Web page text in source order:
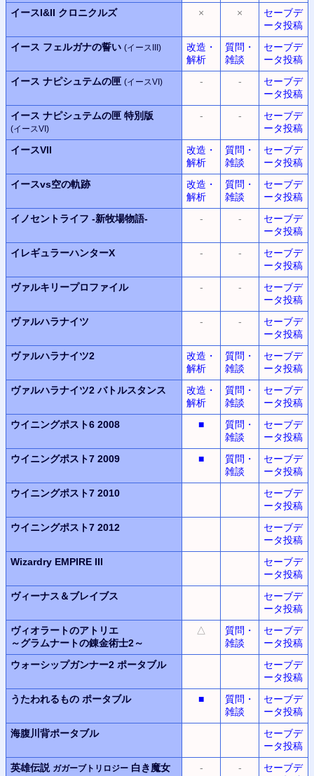
イースI&II クロニクルズ
× ×
セーブデ
ータ投稿
イース フェルガナの誓い (イースIII)
改造・
解析
質問・
雑談
セーブデ
ータ投稿
イース ナピシュテムの匣 (イースVI) - -
セーブデ
ータ投稿
イース ナピシュテムの匣 特別版
(イースVI)
- -
セーブデ
ータ投稿
イースVII
改造・
解析
質問・
雑談
セーブデ
ータ投稿
イースvs空の軌跡
改造・
解析
質問・
雑談
セーブデ
ータ投稿
イノセントライフ -新牧場物語- - -
セーブデ
ータ投稿
イレギュラーハンターX
- -
セーブデ
ータ投稿
ヴァルキリープロファイル
- -
セーブデ
ータ投稿
ヴァルハラナイツ
- -
セーブデ
ータ投稿
ヴァルハラナイツ2
改造・
解析
質問・
雑談
セーブデ
ータ投稿
ヴァルハラナイツ2 バトルスタンス
改造・
解析
質問・
雑談
セーブデ
ータ投稿
ウイニングポスト6 2008
■
質問・
雑談
セーブデ
ータ投稿
ウイニングポスト7 2009
■
質問・
雑談
セーブデ
ータ投稿
ウイニングポスト7 2010
セーブデ
ータ投稿
ウイニングポスト7 2012
セーブデ
ータ投稿
Wizardry EMPIRE III
セーブデ
ータ投稿
ヴィーナス＆ブレイブス
セーブデ
ータ投稿
ヴィオラートのアトリエ
～グラムナートの錬金術士2～
△
質問・
雑談
セーブデ
ータ投稿
ウォーシップガンナー2 ポータブル
セーブデ
ータ投稿
うたわれるもの ポータブル
■
質問・
雑談
セーブデ
ータ投稿
海腹川背ポータブル
セーブデ
ータ投稿
英雄伝説 ガガーブトリロジー 白き魔女 - -
セーブデ